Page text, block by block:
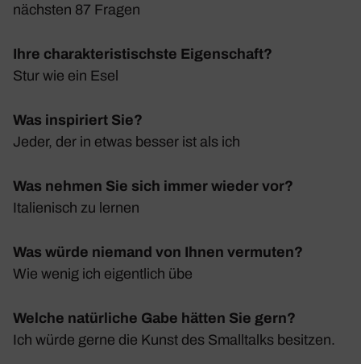
nächsten 87 Fragen
Ihre charakteristischste Eigenschaft?
Stur wie ein Esel
Was inspiriert Sie?
Jeder, der in etwas besser ist als ich
Was nehmen Sie sich immer wieder vor?
Italie­nisch zu lernen
Was würde niemand von Ihnen vermuten?
Wie wenig ich eigent­lich übe
Welche natürliche Gabe hätten Sie gern?
Ich würde gerne die Kunst des Small­talks besitzen.